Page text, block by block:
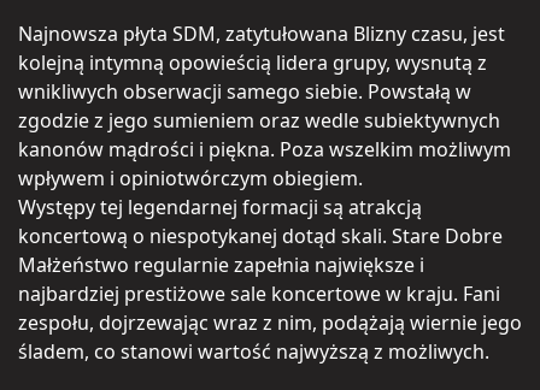
Najnowsza płyta SDM, zatytułowana Blizny czasu, jest
kolejną intymną opowieścią lidera grupy, wysnutą z
wnikliwych obserwacji samego siebie. Powstałą w
zgodzie z jego sumieniem oraz wedle subiektywnych
kanonów mądrości i piękna. Poza wszelkim możliwym
wpływem i opiniotwórczym obiegiem.
Występy tej legendarnej formacji są atrakcją
koncertową o niespotykanej dotąd skali. Stare Dobre
Małżeństwo regularnie zapełnia największe i
najbardziej prestiżowe sale koncertowe w kraju. Fani
zespołu, dojrzewając wraz z nim, podążają wiernie jego
śladem, co stanowi wartość najwyższą z możliwych.